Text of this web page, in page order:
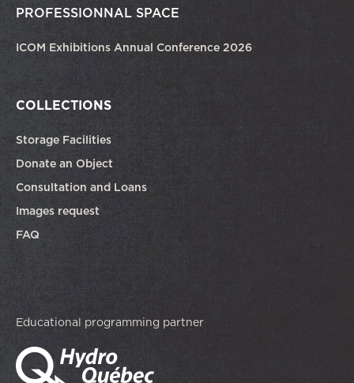
PROFESSIONNAL SPACE
ICOM Exhibitions Annual Conference 2026
COLLECTIONS
Storage Facilities
Donate an Object
Consultation and Loans
Images request
FAQ
Educational programming partner